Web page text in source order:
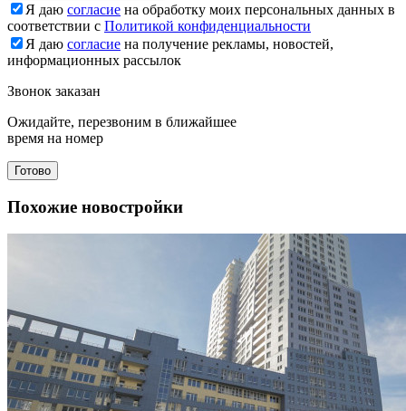
Я даю согласие на обработку моих персональных данных в
соответствии с Политикой конфиденциальности
Я даю согласие на получение рекламы, новостей,
информационных рассылок
Звонок заказан
Ожидайте, перезвоним в ближайшее
время на номер
Готово
Похожие новостройки